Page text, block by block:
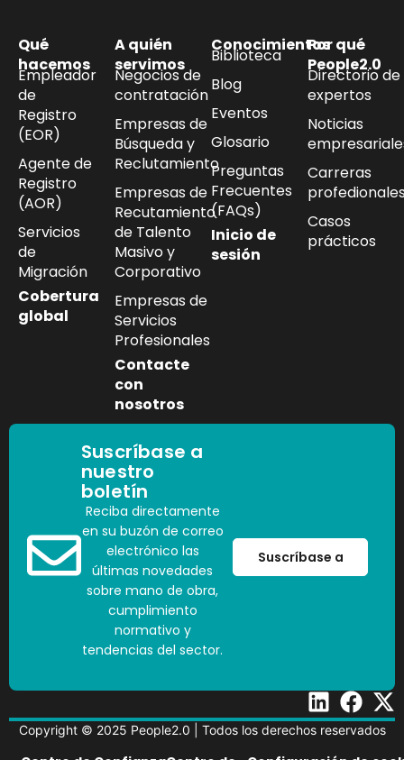
Qué
hacemos
Empleador
de
Registro
(EOR)
Agente de
Registro
(AOR)
Servicios
de
Migración
Cobertura
global
A quién
servimos
Negocios de
contratación
Empresas de
Búsqueda y
Reclutamiento
Empresas de
Recutamiento
de Talento
Masivo y
Corporativo
Empresas de
Servicios
Profesionales
Contacte
con
nosotros
Conocimientos
Biblioteca
Blog
Eventos
Glosario
Preguntas
Frecuentes
(FAQs)
Inicio de
sesión
Por qué
People2.0
Directorio de
expertos
Noticias
Carreras
Casos
prácticos
Suscríbase a
nuestro
boletín
Reciba directamente
en su buzón de correo
electrónico las
últimas novedades
sobre mano de obra,
cumplimiento
normativo y
tendencias del sector.
Suscríbase a
Copyright © 2025 People2.0 | Todos los derechos reservados